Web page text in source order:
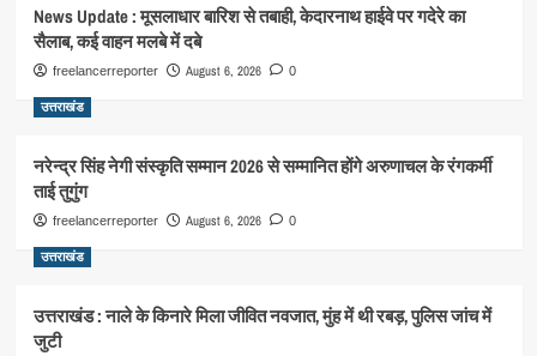
News Update : मूसलाधार बारिश से तबाही, केदारनाथ हाईवे पर गदेरे का
सैलाब, कई वाहन मलबे में दबे
freelancerreporter August 6, 2026 0
उत्तराखंड
नरेन्द्र सिंह नेगी संस्कृति सम्मान 2026 से सम्मानित होंगे अरुणाचल के रंगकर्मी
ताई तुगुंग
freelancerreporter August 6, 2026 0
उत्तराखंड
उत्तराखंड : नाले के किनारे मिला जीवित नवजात, मुंह में थी रबड़, पुलिस जांच में
जुटी